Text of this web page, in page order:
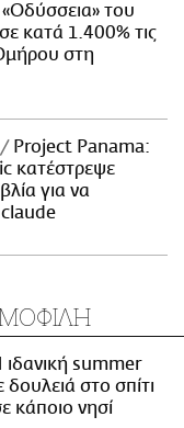
του
κατά 1.400% τις
στη
Project Panama:
κατέστρεψε
για να
claude
summer
δουλειά στο σπίτι
κάποιο νησί